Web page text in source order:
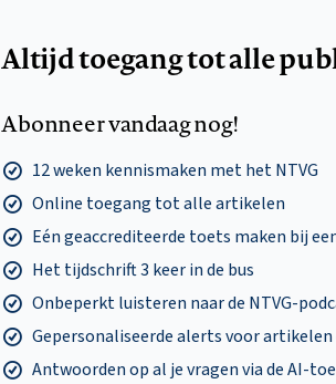
Altijd toegang tot alle
Abonneer vandaag nog!
12 weken kennismaken met het NTVG
Online toegang tot alle artikelen
Eén geaccrediteerde toets maken bij
Het tijdschrift 3 keer in de bus
Onbeperkt luisteren naar de NTVG-
Gepersonaliseerde alerts voor artikelen
Antwoorden op al je vragen via de AI-